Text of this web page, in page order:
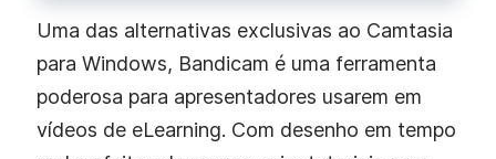
Uma das alternativas exclusivas ao Camtasia
para Windows, Bandicam é uma ferramenta
poderosa para apresentadores usarem em
vídeos de eLearning. Com desenho em tempo